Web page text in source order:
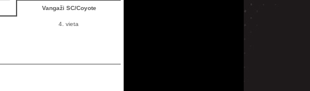
Vangaži SC/Coyote
4. vieta